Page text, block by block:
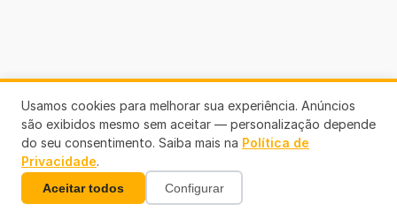
Usamos cookies para melhorar sua experiência. Anúncios
são exibidos mesmo sem aceitar — personalização depende
do seu consentimento. Saiba mais na Política de
Privacidade.
Aceitar todos Configurar